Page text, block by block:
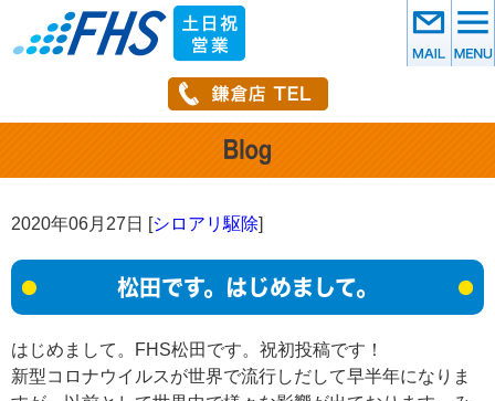
2020年06月27日 [シロアリ駆除]
松田です。はじめまして。
はじめまして。FHS松田です。祝初投稿です！
新型コロナウイルスが世界で流行しだして早半年になりま